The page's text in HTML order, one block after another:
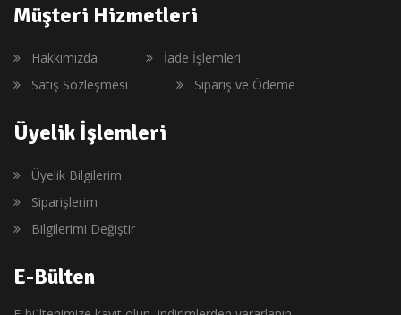
Müşteri Hizmetleri
Hakkımızda
İade İşlemleri
Satış Sözleşmesi
Sipariş ve Ödeme
Üyelik İşlemleri
Üyelik Bilgilerim
Siparişlerim
Bilgilerimi Değiştir
E-Bülten